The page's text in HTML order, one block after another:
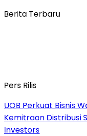
Berita Terbaru
Pers Rilis
UOB Perkuat Bisnis
Kemitraan Distribusi
Investors